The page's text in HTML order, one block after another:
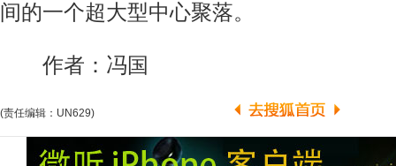
间的一个超大型中心聚落。
作者：冯国
(责任编辑：UN629)